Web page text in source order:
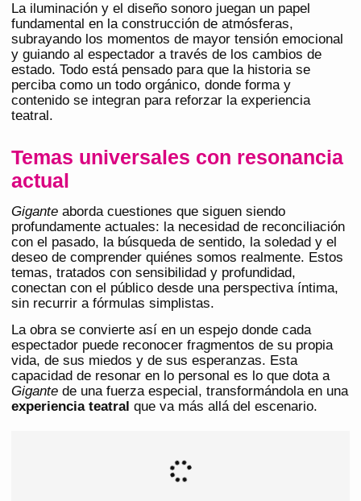
La iluminación y el diseño sonoro juegan un papel
fundamental en la construcción de atmósferas,
subrayando los momentos de mayor tensión emocional
y guiando al espectador a través de los cambios de
estado. Todo está pensado para que la historia se
perciba como un todo orgánico, donde forma y
contenido se integran para reforzar la experiencia
teatral.
Temas universales con resonancia
actual
Gigante aborda cuestiones que siguen siendo
profundamente actuales: la necesidad de reconciliación
con el pasado, la búsqueda de sentido, la soledad y el
deseo de comprender quiénes somos realmente. Estos
temas, tratados con sensibilidad y profundidad,
conectan con el público desde una perspectiva íntima,
sin recurrir a fórmulas simplistas.
La obra se convierte así en un espejo donde cada
espectador puede reconocer fragmentos de su propia
vida, de sus miedos y de sus esperanzas. Esta
capacidad de resonar en lo personal es lo que dota a
Gigante de una fuerza especial, transformándola en una
experiencia teatral que va más allá del escenario.